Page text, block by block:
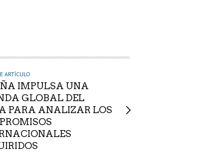
ARTÍCULO
IMPULSA UNA
GLOBAL DEL
PARA ANALIZAR LOS